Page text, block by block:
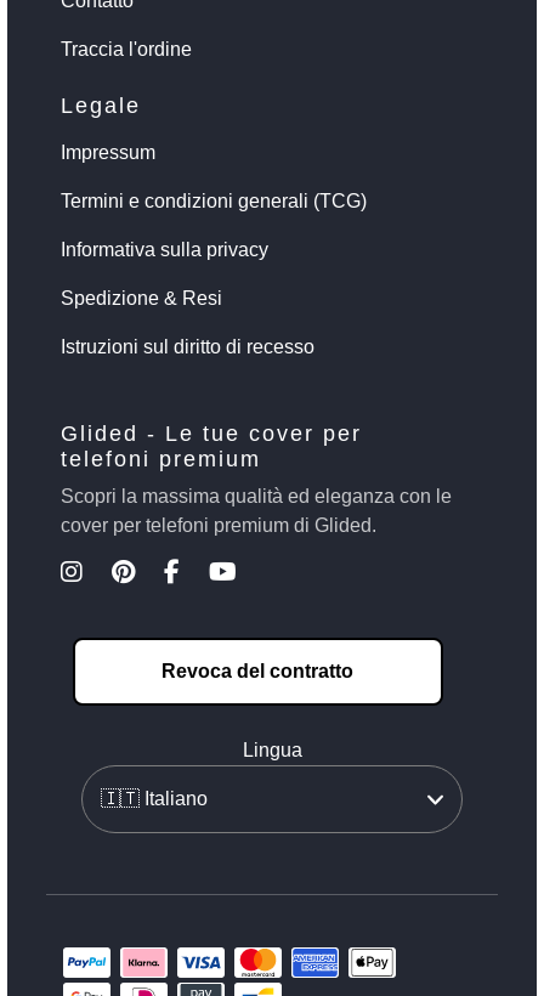
Traccia l'ordine
Legale
Impressum
Termini e condizioni generali (TCG)
Informativa sulla privacy
Spedizione & Resi
Istruzioni sul diritto di recesso
Glided - Le tue cover per
telefoni premium
Scopri la massima qualità ed eleganza con le
cover per telefoni premium di Glided.
Revoca del contratto
Lingua